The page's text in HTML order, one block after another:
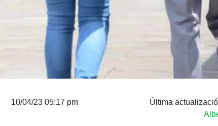
10/04/23 05:17 pm Última